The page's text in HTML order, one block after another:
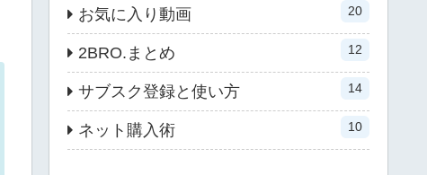
お気に入り動画 20
2BRO.まとめ 12
サブスク登録と使い方 14
ネット購入術 10